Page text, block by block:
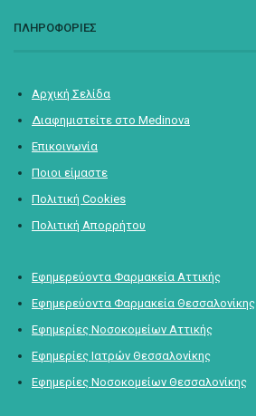
ΠΛΗΡΟΦΟΡΙΕΣ
Αρχική Σελίδα
Διαφημιστείτε στο Medinova
Επικοινωνία
Ποιοι είμαστε
Πολιτική Cookies
Πολιτική Απορρήτου
Εφημερεύοντα Φαρμακεία Αττικής
Εφημερεύοντα Φαρμακεία Θεσσαλονίκης
Εφημερίες Νοσοκομείων Αττικής
Εφημερίες Ιατρών Θεσσαλονίκης
Εφημερίες Νοσοκομείων Θεσσαλονίκης